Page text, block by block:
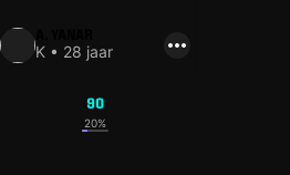
K • 28 jaar
90
20%